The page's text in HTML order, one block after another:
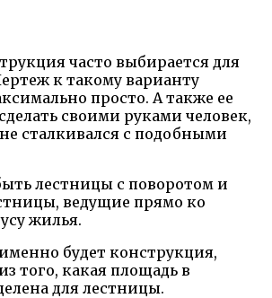
часто выбирается для
к такому варианту
просто. А также ее
своими руками человек,
сталкивался с подобными
лестницы с поворотом и
ведущие прямо ко
жилья.
будет конструкция,
того, какая площадь в
для лестницы.